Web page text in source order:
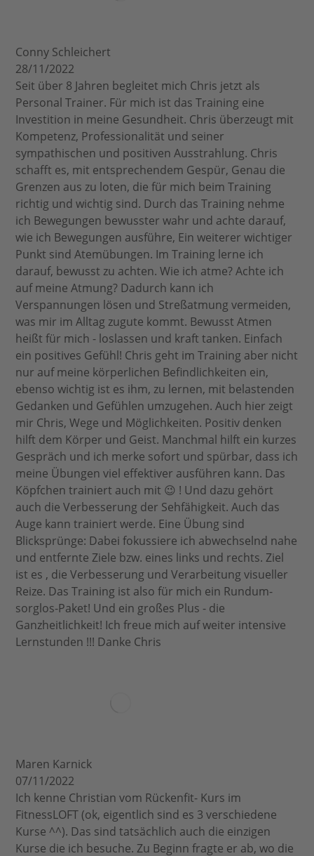
Conny Schleichert
28/11/2022
Seit über 8 Jahren begleitet mich Chris jetzt als
Personal Trainer. Für mich ist das Training eine
Investition in meine Gesundheit. Chris überzeugt mit
Kompetenz, Professionalität und seiner
sympathischen und positiven Ausstrahlung. Chris
schafft es, mit entsprechendem Gespür, Genau die
Grenzen aus zu loten, die für mich beim Training
richtig und wichtig sind. Durch das Training nehme
ich Bewegungen bewusster wahr und achte darauf,
wie ich Bewegungen ausführe, Ein weiterer wichtiger
Punkt sind Atemübungen. Im Training lerne ich
darauf, bewusst zu achten. Wie ich atme? Achte ich
auf meine Atmung? Dadurch kann ich
Verspannungen lösen und Streßatmung vermeiden,
was mir im Alltag zugute kommt. Bewusst Atmen
heißt für mich - loslassen und kraft tanken. Einfach
ein positives Gefühl! Chris geht im Training aber nicht
nur auf meine körperlichen Befindlichkeiten ein,
ebenso wichtig ist es ihm, zu lernen, mit belastenden
Gedanken und Gefühlen umzugehen. Auch hier zeigt
mir Chris, Wege und Möglichkeiten. Positiv denken
hilft dem Körper und Geist. Manchmal hilft ein kurzes
Gespräch und ich merke sofort und spürbar, dass ich
meine Übungen viel effektiver ausführen kann. Das
Köpfchen trainiert auch mit 😉 ! Und dazu gehört
auch die Verbesserung der Sehfähigkeit. Auch das
Auge kann trainiert werde. Eine Übung sind
Blicksprünge: Dabei fokussiere ich abwechselnd nahe
und entfernte Ziele bzw. eines links und rechts. Ziel
ist es , die Verbesserung und Verarbeitung visueller
Reize. Das Training ist also für mich ein Rundum-
sorglos-Paket! Und ein großes Plus - die
Ganzheitlichkeit! Ich freue mich auf weiter intensive
Lernstunden !!! Danke Chris
Maren Karnick
07/11/2022
Ich kenne Christian vom Rückenfit- Kurs im
FitnessLOFT (ok, eigentlich sind es 3 verschiedene
Kurse ^^). Das sind tatsächlich auch die einzigen
Kurse die ich besuche. Zu Beginn fragte er ab, wo die